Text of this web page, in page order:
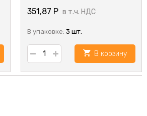
351,87 Р в т.ч. НДС
В упаковке: 3 шт.
В корзину